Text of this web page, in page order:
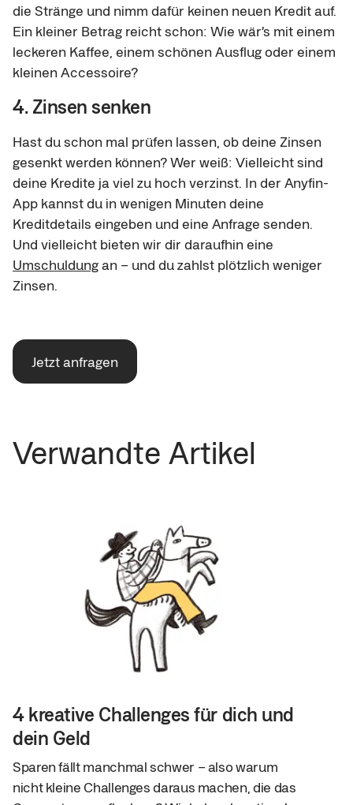
die Stränge und nimm dafür keinen neuen Kredit auf.
Ein kleiner Betrag reicht schon: Wie wär’s mit einem
leckeren Kaffee, einem schönen Ausflug oder einem
kleinen Accessoire?
4. Zinsen senken
Hast du schon mal prüfen lassen, ob deine Zinsen
gesenkt werden können? Wer weiß: Vielleicht sind
deine Kredite ja viel zu hoch verzinst. In der Anyfin-
App kannst du in wenigen Minuten deine
Kreditdetails eingeben und eine Anfrage senden.
Und vielleicht bieten wir dir daraufhin eine
Umschuldungan – und du zahlst plötzlich weniger
Zinsen.
Jetzt anfragen
Verwandte Artikel
4 kreative Challenges für dich und
dein Geld
Sparen fällt manchmal schwer – also warum
nicht kleine Challenges daraus machen, die das